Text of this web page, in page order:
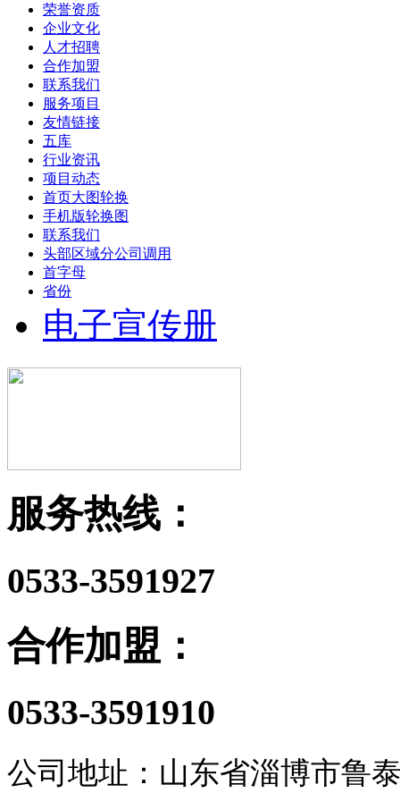
荣誉资质
企业文化
人才招聘
合作加盟
联系我们
服务项目
友情链接
五库
行业资讯
项目动态
首页大图轮换
手机版轮换图
联系我们
头部区域分公司调用
首字母
省份
电子宣传册
服务热线：
0533-3591927
合作加盟：
0533-3591910
公司地址：山东省淄博市鲁